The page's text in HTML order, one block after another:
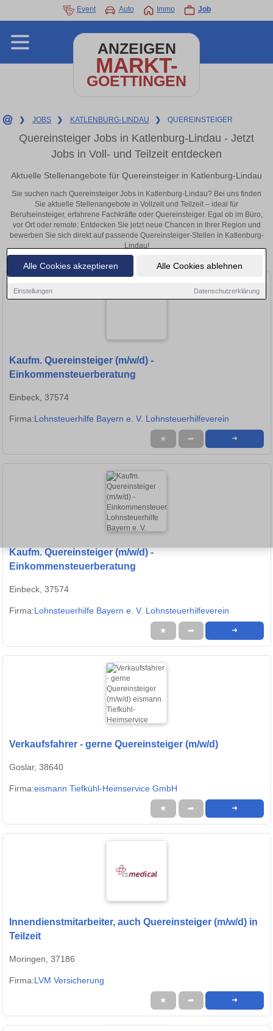
Alle Cookies akzeptieren Alle Cookies ablehnen
Einstellungen Datenschutzerklärung
Event Auto Immo Job
ANZEIGEN
MARKT-
GOETTINGEN
❯ JOBS ❯ KATLENBURG-LINDAU ❯ QUEREINSTEIGER
Quereinsteiger Jobs in Katlenburg-Lindau - Jetzt
Jobs in Voll- und Teilzeit entdecken
Aktuelle Stellenangebote für Quereinsteiger in Katlenburg-Lindau
Sie suchen nach Quereinsteiger Jobs in Katlenburg-Lindau? Bei uns finden
Sie aktuelle Stellenangebote in Vollzeit und Teilzeit – ideal für
Berufseinsteiger, erfahrene Fachkräfte oder Quereinsteiger. Egal ob im Büro,
vor Ort oder remote: Entdecken Sie jetzt neue Chancen in Ihrer Region und
bewerben Sie sich direkt auf passende Quereinsteiger-Stellen in Katlenburg-
Lindau!
Kaufm. Quereinsteiger (m/w/d) -
Einkommensteuerberatung
Einbeck, 37574
Firma:Lohnsteuerhilfe Bayern e. V. Lohnsteuerhilfeverein
★ ➦ ➜
Kaufm. Quereinsteiger (m/w/d) -
Einkommensteuerberatung
Einbeck, 37574
Firma:Lohnsteuerhilfe Bayern e. V. Lohnsteuerhilfeverein
★ ➦ ➜
Verkaufsfahrer - gerne Quereinsteiger (m/w/d)
Goslar, 38640
Firma:eismann Tiefkühl-Heimservice GmbH
★ ➦ ➜
Innendienstmitarbeiter, auch Quereinsteiger (m/w/d) in
Teilzeit
Moringen, 37186
Firma:LVM Versicherung
★ ➦ ➜